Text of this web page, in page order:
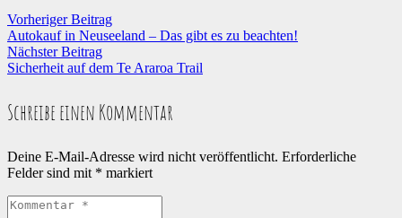
Vorheriger Beitrag
Autokauf in Neuseeland – Das gibt es zu beachten!
Nächster Beitrag
Sicherheit auf dem Te Araroa Trail
Schreibe einen Kommentar
Deine E-Mail-Adresse wird nicht veröffentlicht. Erforderliche
Felder sind mit * markiert